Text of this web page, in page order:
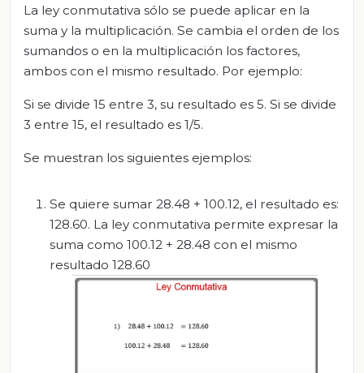
La ley conmutativa sólo se puede aplicar en la
suma y la multiplicación. Se cambia el orden de los
sumandos o en la multiplicación los factores,
ambos con el mismo resultado. Por ejemplo:
Si se divide 15 entre 3, su resultado es 5. Si se divide
3 entre 15, el resultado es 1/5.
Se muestran los siguientes ejemplos:
Se quiere sumar 28.48 + 100.12, el resultado es:
128.60. La ley conmutativa permite expresar la
suma como 100.12 + 28.48 con el mismo
resultado 128.60